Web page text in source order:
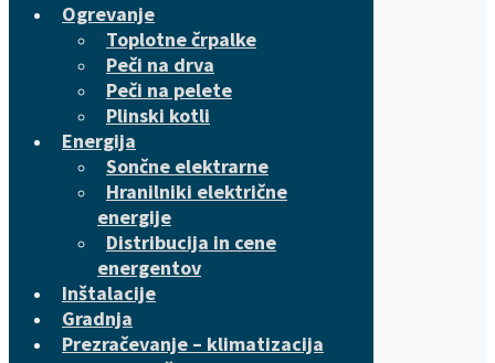
Ogrevanje
Toplotne črpalke
Peči na drva
Peči na pelete
Plinski kotli
Energija
Sončne elektrarne
Hranilniki električne
energije
Distribucija in cene
energentov
Inštalacije
Gradnja
Prezračevanje – klimatizacija